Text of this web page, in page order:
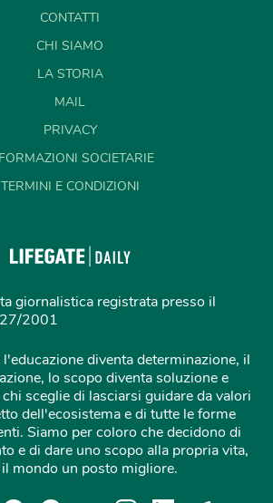
CONTATTI
CHI SIAMO
LA STORIA
MAIL
PRIVACY
SOCIETARIE
TERMINI E CONDIZIONI
giornalistica registrata presso il
2001
diventa determinazione, il
lo scopo diventa soluzione e
sceglie di lasciarsi guidare da valori
dell'ecosistema e di tutte le forme
Siamo per coloro che decidono di
e di dare uno scopo alla propria vita,
mondo un posto migliore.